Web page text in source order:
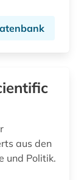
aus den
und Politik.